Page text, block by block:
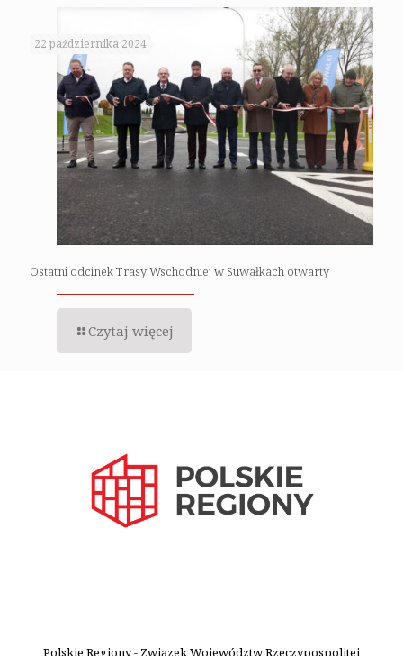
22 października 2024
Ostatni odcinek Trasy Wschodniej w Suwałkach otwarty
Czytaj więcej
Polskie Regiony - Związek Województw Rzeczypospolitej